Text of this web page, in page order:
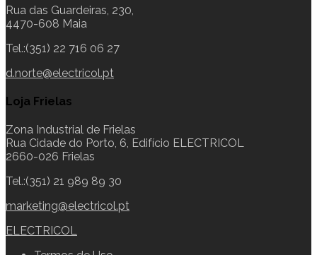
Rua das Guardeiras, 230,
4470-608 Maia
Tel.:(351) 22 716 06 27
d.norte@electricol.pt
Loja Frielas
Zona Industrial de Frielas
Rua Cidade do Porto, 6, Edifício ELECTRICOL
2660-026 Frielas
Tel.:(351) 21 989 89 30
marketing@electricol.pt
ELECTRICOL